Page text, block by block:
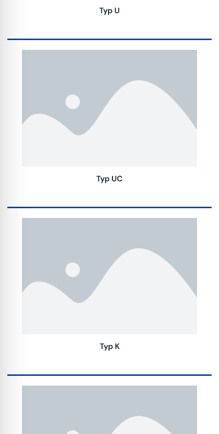
Typ U
Typ UC
Typ K